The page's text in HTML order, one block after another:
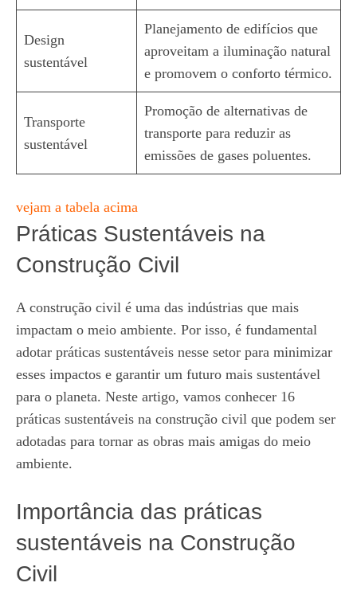
Design
sustentável
Planejamento de edifícios que
aproveitam a iluminação natural
e promovem o conforto térmico.
Transporte
sustentável
Promoção de alternativas de
transporte para reduzir as
emissões de gases poluentes.
vejam a tabela acima
Práticas Sustentáveis na
Construção Civil
A construção civil é uma das indústrias que mais
impactam o meio ambiente. Por isso, é fundamental
adotar práticas sustentáveis nesse setor para minimizar
esses impactos e garantir um futuro mais sustentável
para o planeta. Neste artigo, vamos conhecer 16
práticas sustentáveis na construção civil que podem ser
adotadas para tornar as obras mais amigas do meio
ambiente.
Importância das práticas
sustentáveis na Construção
Civil